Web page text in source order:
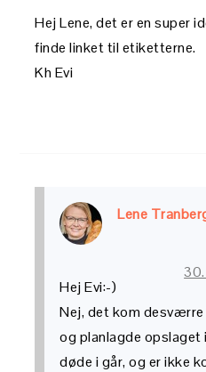
Hej Lene, det er en super
finde linket til etiketterne.
Kh Evi
Lene
Hej Evi:-)
Nej, det kom
og planlagde opslaget
døde i går, og er ikke